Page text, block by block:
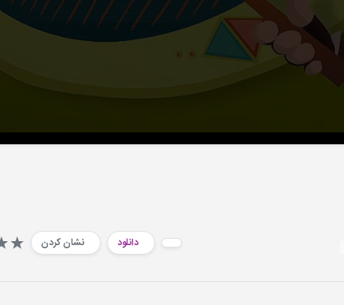
دانلود نشان کردن